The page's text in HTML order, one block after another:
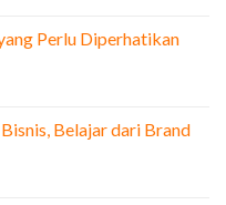
Perlu Diperhatikan
Belajar dari Brand